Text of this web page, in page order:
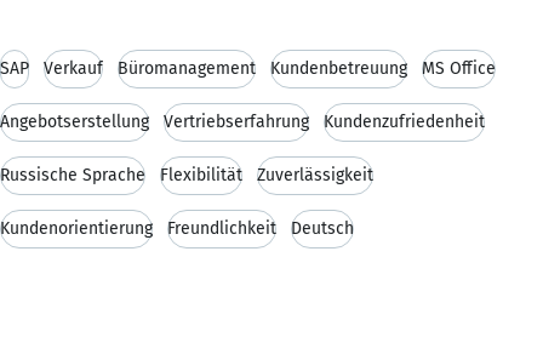
SAP Verkauf Büromanagement Kundenbetreuung MS Office
Angebotserstellung Vertriebserfahrung Kundenzufriedenheit
Russische Sprache Flexibilität Zuverlässigkeit
Kundenorientierung Freundlichkeit Deutsch